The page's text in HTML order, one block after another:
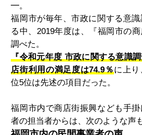
━。
福岡市が毎年、市政に関する意
る中、 2019年度は、『福岡市の
調べた。
『令和元年度 市政に関する意識
店街利用の満足度は74.9％ に上
位5位は先述の項目だった。
福岡市内で商店街振興なども手
者の担当者からは、次のような声